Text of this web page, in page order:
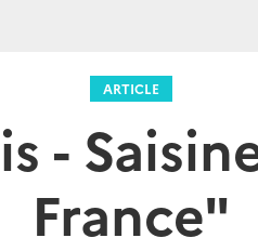
ARTICLE
-
France"